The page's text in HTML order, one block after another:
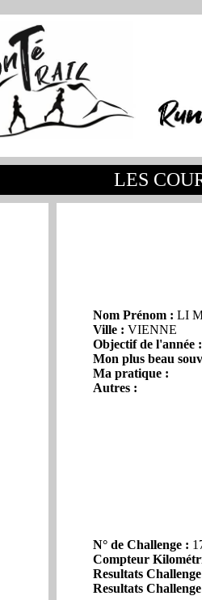
LES
Nom Prénom : LI
Ville : VIENNE
Objectif de l'année :
Mon plus beau
Ma pratique :
Autres :
N° de Challenge :
Compteur
Resultats
Resultats